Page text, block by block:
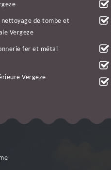
de tombe et
Vergeze
fer et métal
Vergeze